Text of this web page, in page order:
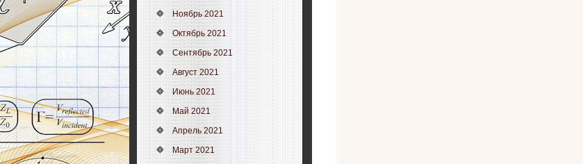
Ноябрь 2021
Октябрь 2021
Сентябрь 2021
Август 2021
Июнь 2021
Май 2021
Апрель 2021
Март 2021